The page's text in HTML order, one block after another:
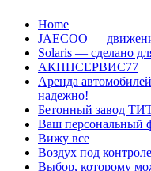
Перейти
содержанию
Home
JAECOO —
Solaris — сделано
АКППСЕРВИС77
Аренда
надежно!
Бетонный завод
Ваш персональный
Вижу все
Воздух под
Выбор, которому